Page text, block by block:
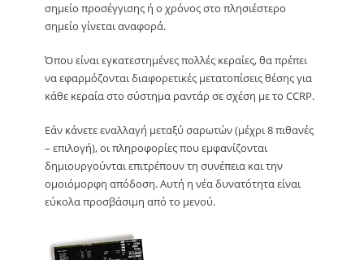
σημείο προσέγγισης ή ο χρόνος στο πλησιέστερο
σημείο γίνεται αναφορά.
Όπου είναι εγκατεστημένες πολλές κεραίες, θα πρέπει
να εφαρμόζονται διαφορετικές μετατοπίσεις θέσης για
κάθε κεραία στο σύστημα ραντάρ σε σχέση με το CCRP.
Εάν κάνετε εναλλαγή μεταξύ σαρωτών (μέχρι 8 πιθανές
– επιλογή), οι πληροφορίες που εμφανίζονται
δημιουργούνται επιτρέπουν τη συνέπεια και την
ομοιόμορφη απόδοση. Αυτή η νέα δυνατότητα είναι
εύκολα προσβάσιμη από το μενού.